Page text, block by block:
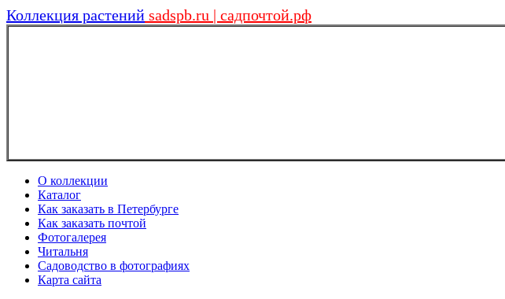
Коллекция растений sadspb.ru | садпочтой.рф
О коллекции
Каталог
Как заказать в Петербурге
Как заказать почтой
Фотогалерея
Читальня
Садоводство в фотографиях
Карта сайта